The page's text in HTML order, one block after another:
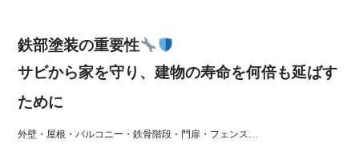
鉄部塗装の重要性
サビから家を守り、建物の寿命を何倍も延ばす
ために
外壁・屋根・バルコニー・鉄骨階段・門扉・フェンス…